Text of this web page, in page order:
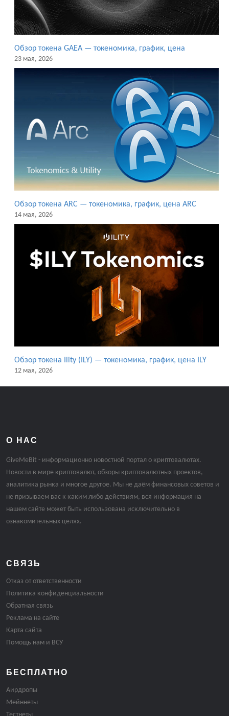
Обзор токена GAEA — токеномика, график, цена
23 мая, 2026
Обзор токена ARC — токеномика, график, цена ARC
14 мая, 2026
Обзор токена Ility (ILY) — токеномика, график, цена ILY
12 мая, 2026
О НАС
GiveMeBit - информационно новостной портал о криптовалютах.
Новости в мире криптовалют, обзоры криптовалютных проектов,
аналитика рынка и многое другое. Мы не даём финансовых советов и
не призываем вас к каким либо действиям, вся информация на
нашем сайте может быть использована исключительно в
ознакомительных целях.
СВЯЗЬ
Отказ от ответственности
Политика конфиденциальности
Обратная связь
Реклама на сайте
Карта сайта
Помощь нам и ВСУ
БЕСПЛАТНО
Аирдропы
Мейннеты